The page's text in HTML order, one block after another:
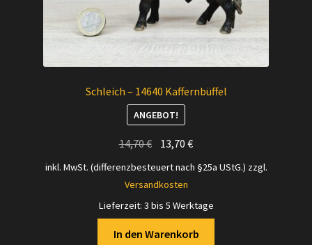
Schleich – 14640 Kaffernbüffel
ANGEBOT!
14,70€ Ursprünglicher
13,70€Aktueller
inkl. MwSt. (differenzbesteuert nach §25a UStG.) zzgl.
Versandkosten
Lieferzeit: 3 bis 5 Werktage
In den Warenkorb